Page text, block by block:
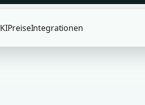
KIPreiseIntegrationen